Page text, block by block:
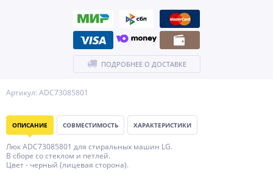
Артикул: ADC73085801
ПОДРОБНЕЕ О ДОСТАВКЕ
ОПИСАНИЕ СОВМЕСТИМОСТЬ ХАРАКТЕРИСТИКИ
Люк ADC73085801 для стиральных машин LG.
В сборе со стеклом и петлей.
Цвет - черный (лицевая сторона).